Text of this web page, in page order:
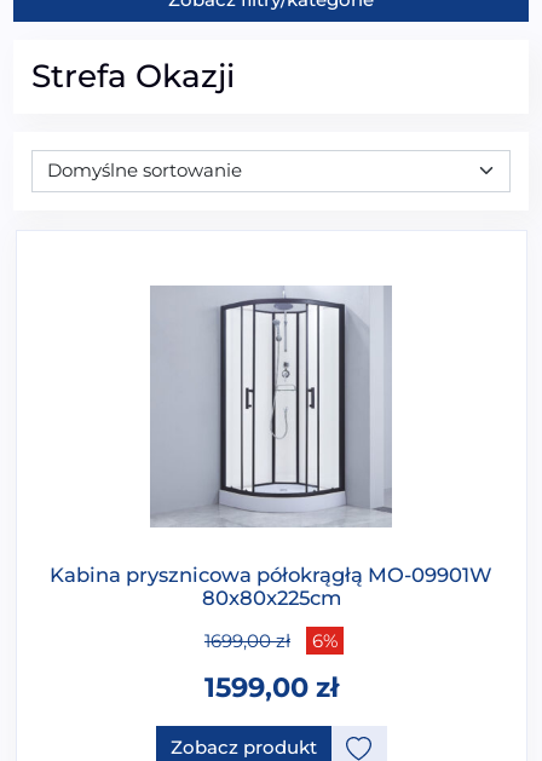
Strefa Okazji
Kabina prysznicowa półokrągłą MO-09901W
80x80x225cm
1699,00zł 6%
1599,00 zł
Zobacz produkt